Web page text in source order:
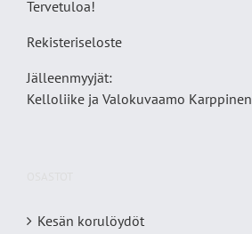
Tervetuloa!
Rekisteriseloste
Jälleenmyyjät:
Kelloliike ja Valokuvaamo Karppinen
Kesän korulöydöt